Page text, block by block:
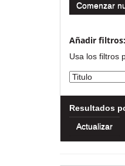
Comenzar
Añadir filtros:
Usa los filtros
Resultados